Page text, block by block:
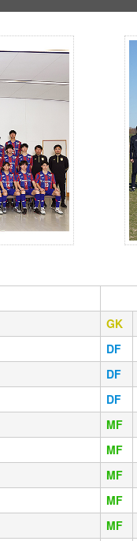
GK
DF
DF
DF
MF
MF
MF
MF
MF